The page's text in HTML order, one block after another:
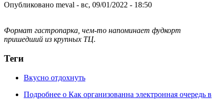
Опубликовано meval - вс, 09/01/2022 - 18:50
Формат гастропарка, чем-то напоминает фудкорт
пришедший из крупных ТЦ.
Теги
Вкусно отдохнуть
Подробнее о Как организованна электронная очередь в